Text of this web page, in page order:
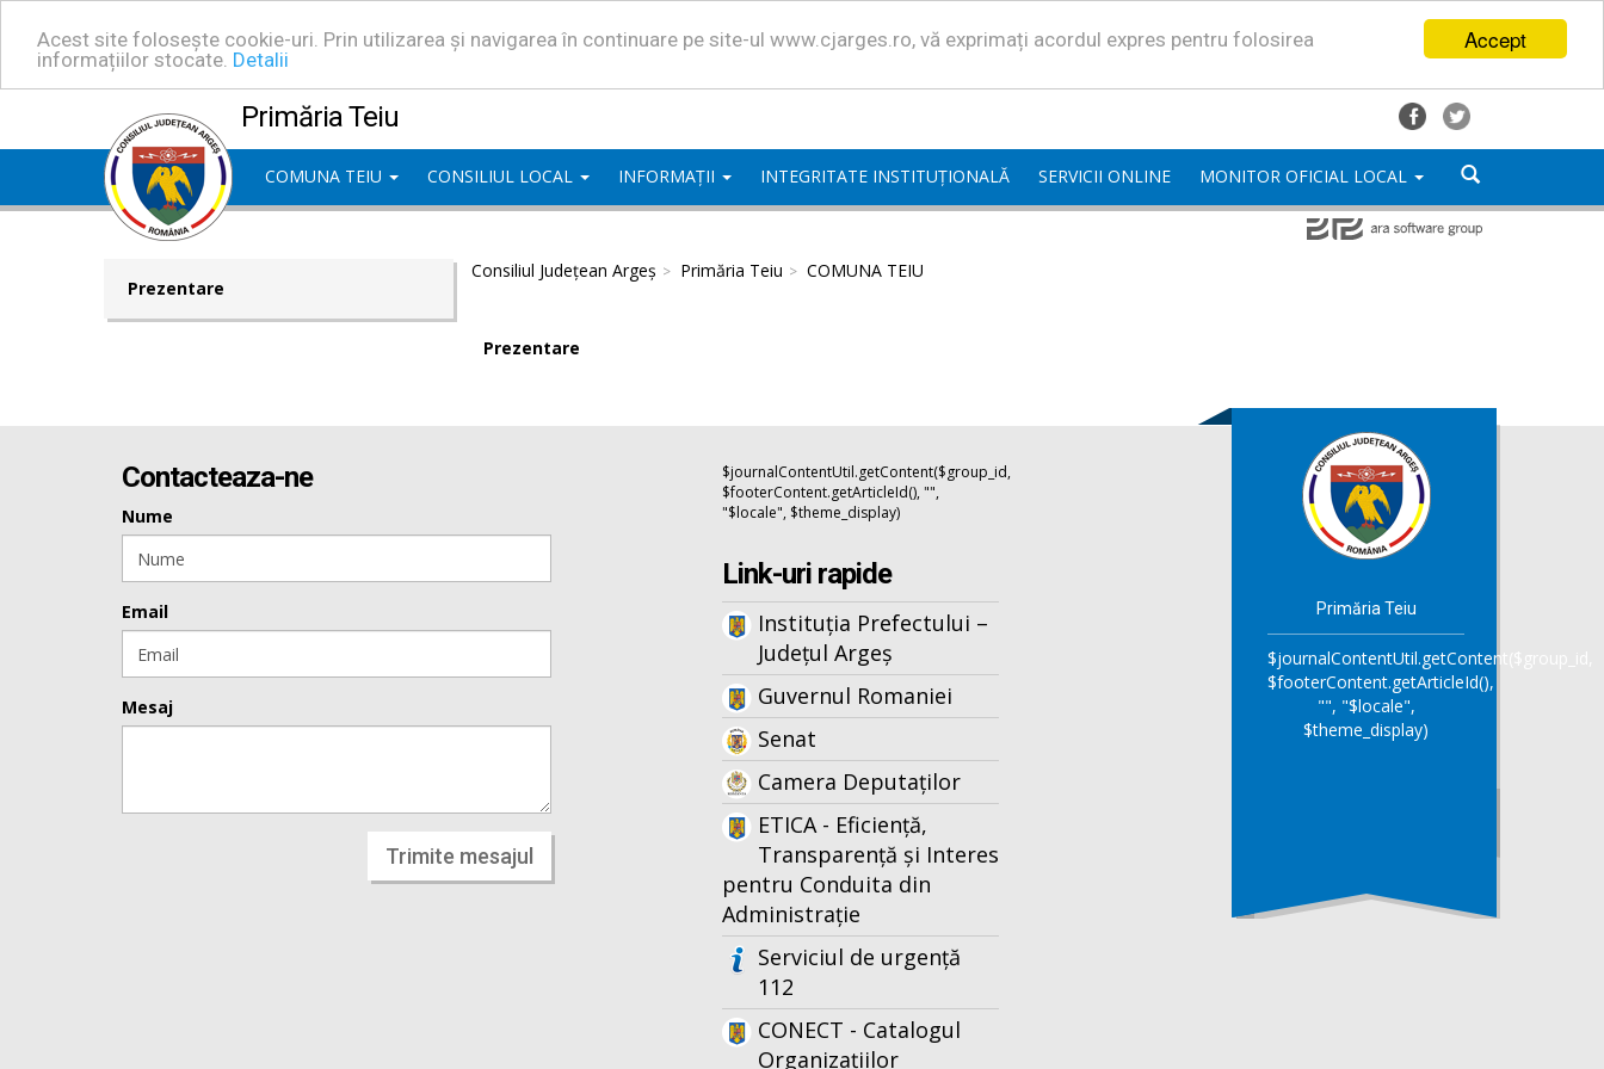
Accept
Acest site folosește cookie-uri. Prin utilizarea și navigarea în continuare pe site-ul www.cjarges.ro, vă exprimați acordul expres pentru folosirea
informațiilor stocate. Detalii
Primăria Teiu
COMUNA TEIU CONSILIUL LOCAL INFORMAȚII INTEGRITATE INSTITUȚIONALĂ SERVICII ONLINE MONITOR OFICIAL LOCAL
Prezentare
Consiliul Județean Argeș Primăria Teiu COMUNA TEIU
Prezentare
Contacteaza-ne
Nume
Email
Mesaj
Trimite mesajul
$journalContentUtil.getContent($group_id,
$footerContent.getArticleId(), "",
"$locale", $theme_display)
Link-uri rapide
Instituția Prefectului –
Județul Argeș
Guvernul Romaniei
Senat
Camera Deputaților
ETICA - Eficiență,
Transparență și Interes
pentru Conduita din
Administrație
Serviciul de urgență
112
CONECT - Catalogul
Organizațiilor
Primăria Teiu
$journalContentUtil.getContent($group_id,
$footerContent.getArticleId(),
"", "$locale",
$theme_display)